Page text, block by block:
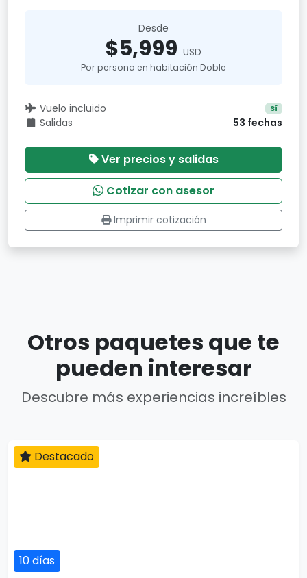
Desde
$5,999 USD
Por persona en habitación Doble
Vuelo incluido Sí
Salidas 53 fechas
Ver precios y salidas
Cotizar con asesor
Imprimir cotización
Otros paquetes que te
pueden interesar
Descubre más experiencias increíbles
10 días
Destacado